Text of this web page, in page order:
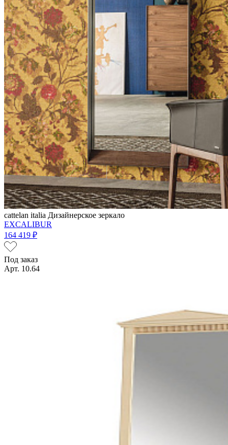
cattelan italia Дизайнерское зеркало
EXCALIBUR
164 419 ₽
Под заказ
Арт. 10.64